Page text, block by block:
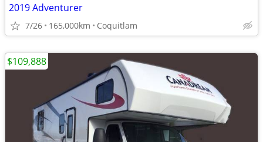
2019 Adventurer
7/26 165,000km Coquitlam
$109,888